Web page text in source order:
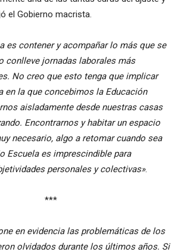
el Gobierno macrista.
es contener y acompañar lo más que se
conlleve jornadas laborales más
No creo que esto tenga que implicar
en la que concebimos la Educación
aisladamente desde nuestras casas
Encontrarnos y habitar un espacio
necesario, algo a retomar cuando sea
Escuela es imprescindible para
personales y colectivas».
***
en evidencia las problemáticas de los
olvidados durante los últimos años. Si